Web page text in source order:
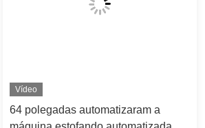
Vídeo
64 polegadas automatizaram a